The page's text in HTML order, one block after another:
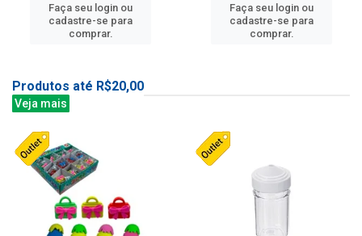
Faça seu login ou
cadastre-se para
comprar.
Faça seu login ou
cadastre-se para
comprar.
Produtos até R$20,00
Veja mais